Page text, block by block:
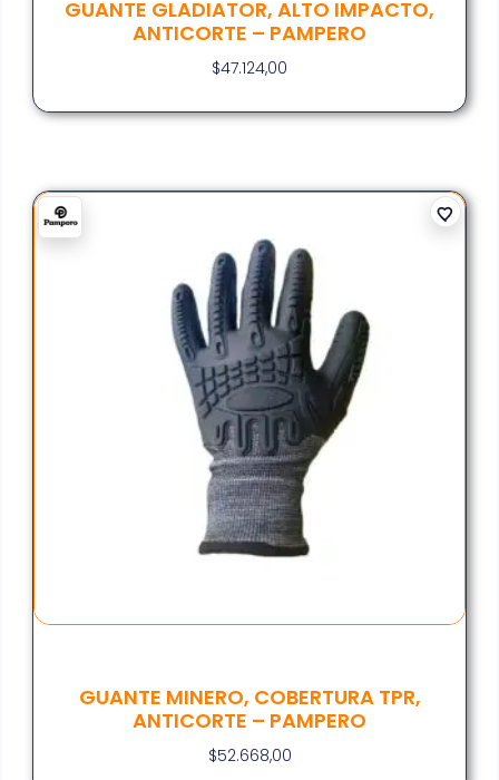
GUANTE GLADIATOR, ALTO IMPACTO,
ANTICORTE – PAMPERO
$47.124,00
GUANTE MINERO, COBERTURA TPR,
ANTICORTE – PAMPERO
$52.668,00